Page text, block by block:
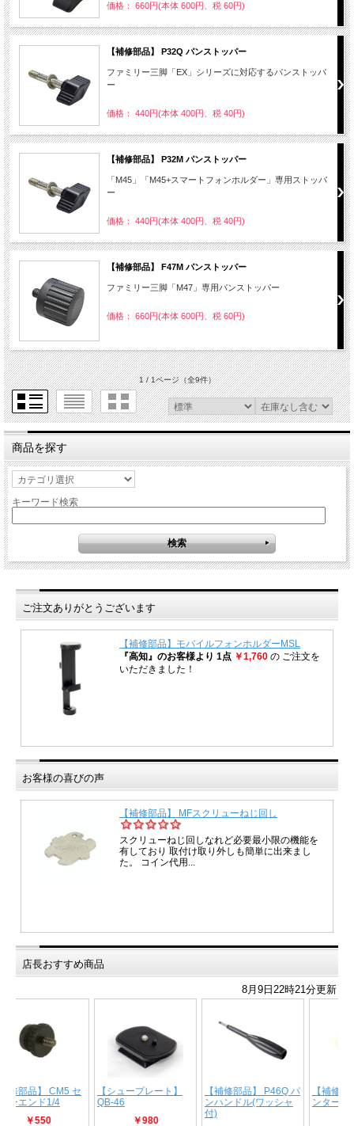
価格： 660円(本体 600円、税 60円)
【補修部品】 P32Q パンストッパー
ファミリー三脚「EX」シリーズに対応するパンストッパ
ー
価格： 440円(本体 400円、税 40円)
【補修部品】 P32M パンストッパー
「M45」「M45+スマートフォンホルダー」専用ストッパ
ー
価格： 440円(本体 400円、税 40円)
【補修部品】 F47M パンストッパー
ファミリー三脚「M47」専用パンストッパー
価格： 660円(本体 600円、税 60円)
1 / 1ページ（全9件）
商品を探す
キーワード検索
ご注文ありがとうございます
お客様の喜びの声
店長おすすめ商品